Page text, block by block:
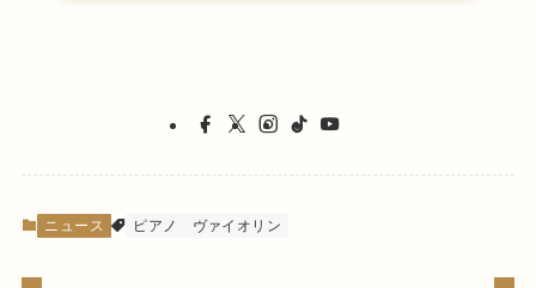
ニュース ピアノ ヴァイオリン